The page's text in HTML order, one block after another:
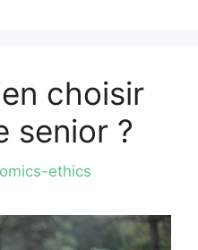
choisir
senior ?
omics-ethics